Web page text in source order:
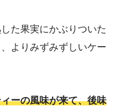
た果実にかぶりついた
よりみずみずしいケー
ーの風味が来て、後味